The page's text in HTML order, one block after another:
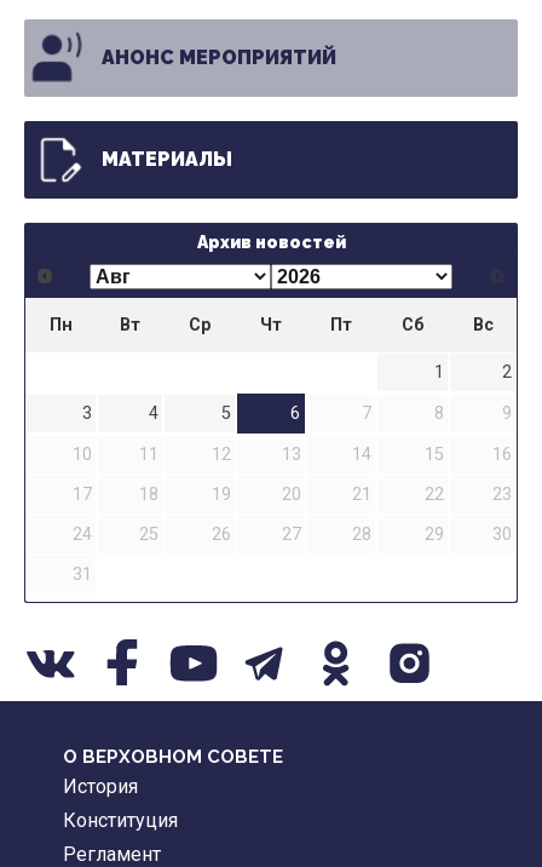
АНОНС МЕРОПРИЯТИЙ
МАТЕРИАЛЫ
Архив новостей
Пн Вт Ср Чт Пт Сб Вс
1
2
3
4 5 6 7 8
9
10
11 12 13 14 15
16
17
18 19 20 21 22
23
24
25 26 27 28 29
30
31
О ВЕРХОВНОМ СОВЕТЕ
История
Конституция
Регламент